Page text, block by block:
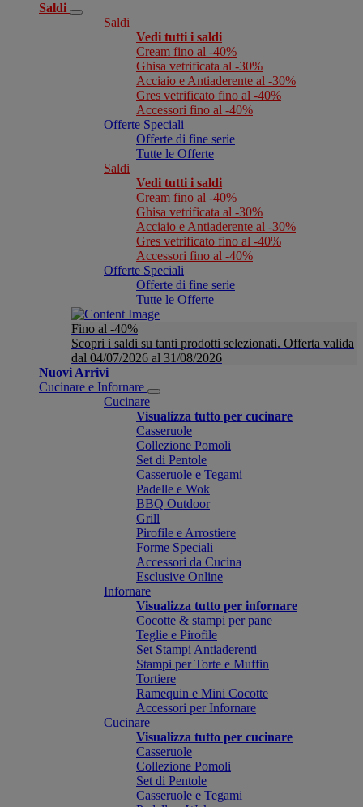
Saldi
Saldi
Vedi tutti i saldi
Cream fino al -40%
Ghisa vetrificata al -30%
Acciaio e Antiaderente al -30%
Gres vetrificato fino al -40%
Accessori fino al -40%
Offerte Speciali
Offerte di fine serie
Tutte le Offerte
Saldi
Vedi tutti i saldi
Cream fino al -40%
Ghisa vetrificata al -30%
Acciaio e Antiaderente al -30%
Gres vetrificato fino al -40%
Accessori fino al -40%
Offerte Speciali
Offerte di fine serie
Tutte le Offerte
Fino al -40%
Scopri i saldi su tanti prodotti selezionati. Offerta valida
dal 04/07/2026 al 31/08/2026
Nuovi Arrivi
Cucinare e Infornare
Cucinare
Visualizza tutto per cucinare
Casseruole
Collezione Pomoli
Set di Pentole
Casseruole e Tegami
Padelle e Wok
BBQ Outdoor
Grill
Pirofile e Arrostiere
Forme Speciali
Accessori da Cucina
Esclusive Online
Infornare
Visualizza tutto per infornare
Cocotte & stampi per pane
Teglie e Pirofile
Set Stampi Antiaderenti
Stampi per Torte e Muffin
Tortiere
Ramequin e Mini Cocotte
Accessori per Infornare
Cucinare
Visualizza tutto per cucinare
Casseruole
Collezione Pomoli
Set di Pentole
Casseruole e Tegami